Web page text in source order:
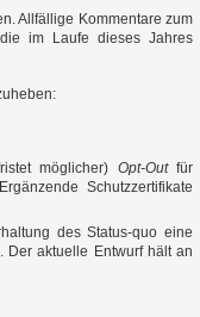
Allfällige Kommentare zum
im Laufe dieses Jahres
möglicher) Opt-Outfür
Schutzzertifikate
des Status-quo eine
Der aktuelle Entwurf hält an